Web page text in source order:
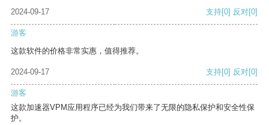
2024-09-17
支持[0] 反对[0]
游客
这款软件的价格非常实惠，值得推荐。
2024-09-17 支持[0] 反对[0]
游客
这款加速器VPM应用程序已经为我们带来了无限的隐私保护和安全性保
护。